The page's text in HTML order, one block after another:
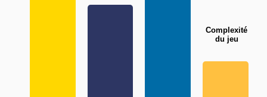
Complexité
du jeu